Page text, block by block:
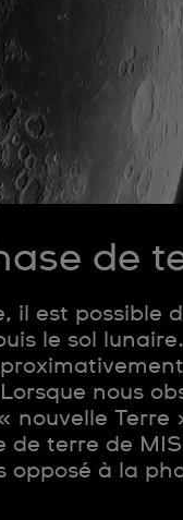
de
il est possible
le sol
nous
nouvelle Terre
de terre de
opposé à la